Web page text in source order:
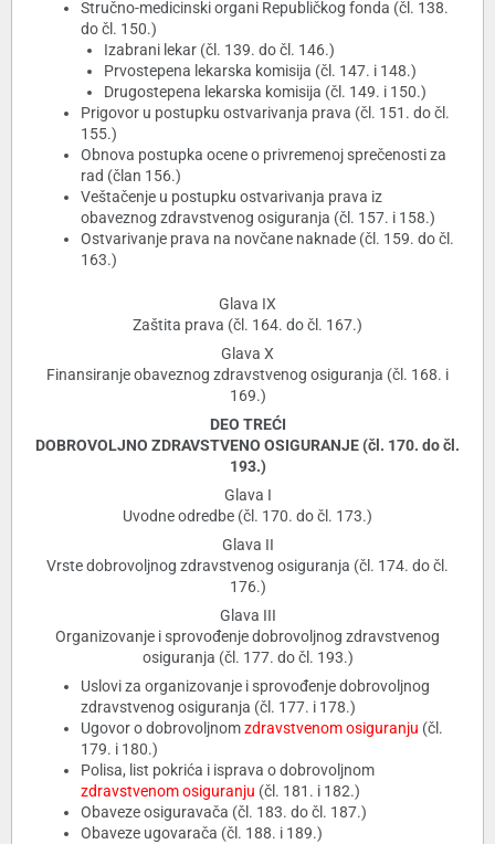
Stručno-medicinski organi Republičkog fonda (čl. 138.
do čl. 150.)
Izabrani lekar (čl. 139. do čl. 146.)
Prvostepena lekarska komisija (čl. 147. i 148.)
Drugostepena lekarska komisija (čl. 149. i 150.)
Prigovor u postupku ostvarivanja prava (čl. 151. do čl.
155.)
Obnova postupka ocene o privremenoj sprečenosti za
rad (član 156.)
Veštačenje u postupku ostvarivanja prava iz
obaveznog zdravstvenog osiguranja (čl. 157. i 158.)
Ostvarivanje prava na novčane naknade (čl. 159. do čl.
163.)
Glava IX
Zaštita prava (čl. 164. do čl. 167.)
Glava X
Finansiranje obaveznog zdravstvenog osiguranja (čl. 168. i
169.)
DEO TREĆI
DOBROVOLJNO ZDRAVSTVENO OSIGURANJE (čl. 170. do čl.
193.)
Glava I
Uvodne odredbe (čl. 170. do čl. 173.)
Glava II
Vrste dobrovoljnog zdravstvenog osiguranja (čl. 174. do čl.
176.)
Glava III
Organizovanje i sprovođenje dobrovoljnog zdravstvenog
osiguranja (čl. 177. do čl. 193.)
Uslovi za organizovanje i sprovođenje dobrovoljnog
zdravstvenog osiguranja (čl. 177. i 178.)
Ugovor o dobrovoljnomzdravstvenom osiguranju (čl.
179. i 180.)
Polisa, list pokrića i isprava o dobrovoljnom
zdravstvenom osiguranju (čl. 181. i 182.)
Obaveze osiguravača (čl. 183. do čl. 187.)
Obaveze ugovarača (čl. 188. i 189.)